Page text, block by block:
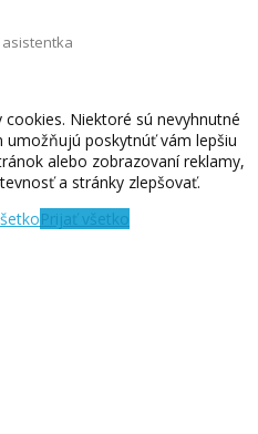
Niektoré sú nevyhnutné
poskytnúť vám lepšiu
alebo zobrazovaní reklamy,
a stránky zlepšovať.
Prijať všetko